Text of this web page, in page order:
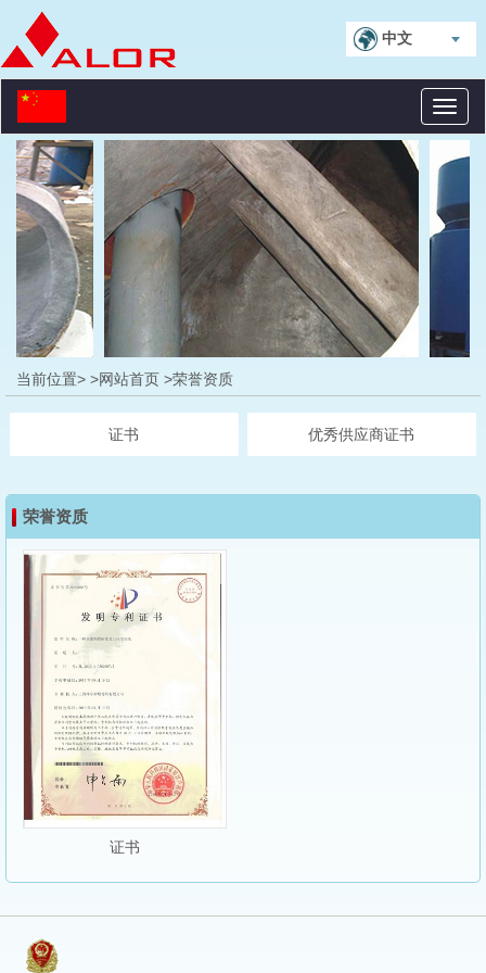
中文
当前位置> >网站首页 >荣誉资质
证书 优秀供应商证书
荣誉资质
证书